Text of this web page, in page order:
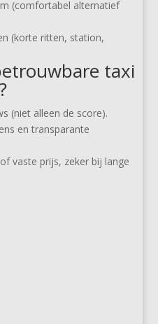
(comfortabel alternatief
(korte ritten, station,
taxi
(niet alleen de score).
en transparante
vaste prijs, zeker bij lange